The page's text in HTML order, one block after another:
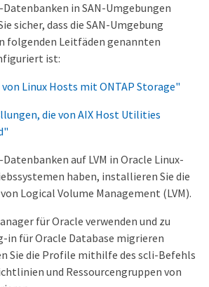
Datenbanken in SAN-Umgebungen
sicher, dass die SAN-Umgebung
folgenden Leitfäden genannten
ist:
Linux Hosts mit ONTAP Storage"
die von AIX Host Utilities
auf LVM in Oracle Linux-
haben, installieren Sie die
Logical Volume Management (LVM).
für Oracle verwenden und zu
in für Oracle Database migrieren
Sie die Profile mithilfe des scli-Befehls
und Ressourcengruppen von